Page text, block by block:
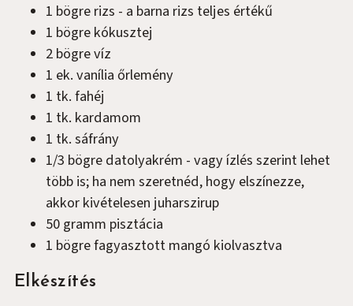
1 bögrerizs - a barna rizs teljes értékű
1 bögrekókusztej
2bögrevíz
1 ek.vanília őrlemény
1 tk.fahéj
1 tk. kardamom
1 tk.sáfrány
1/3 bögredatolyakrém -vagy ízlés szerint lehet
több is; ha nem szeretnéd, hogy elszínezze,
akkor kivételesen juharszirup
50gramm pisztácia
1 bögrefagyasztott mangó kiolvasztva
Elkészítés